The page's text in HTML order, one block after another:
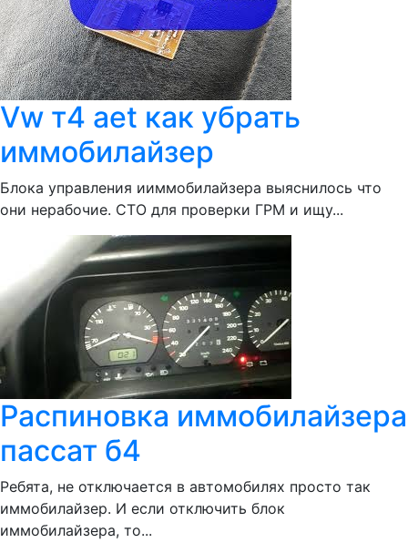
Vw т4 aet как убрать
иммобилайзер
Блока управления ииммобилайзера выяснилось что
они нерабочие. СТО для проверки ГРМ и ищу...
Распиновка иммобилайзера
пассат б4
Ребята, не отключается в автомобилях просто так
иммобилайзер. И если отключить блок
иммобилайзера, то...